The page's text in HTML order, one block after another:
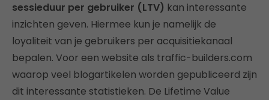
sessieduur per gebruiker (LTV) kan interessante
inzichten geven. Hiermee kun je namelijk de
loyaliteit van je gebruikers per acquisitiekanaal
bepalen. Voor een website als traffic-builders.com
waarop veel blogartikelen worden gepubliceerd zijn
dit interessante statistieken. De Lifetime Value